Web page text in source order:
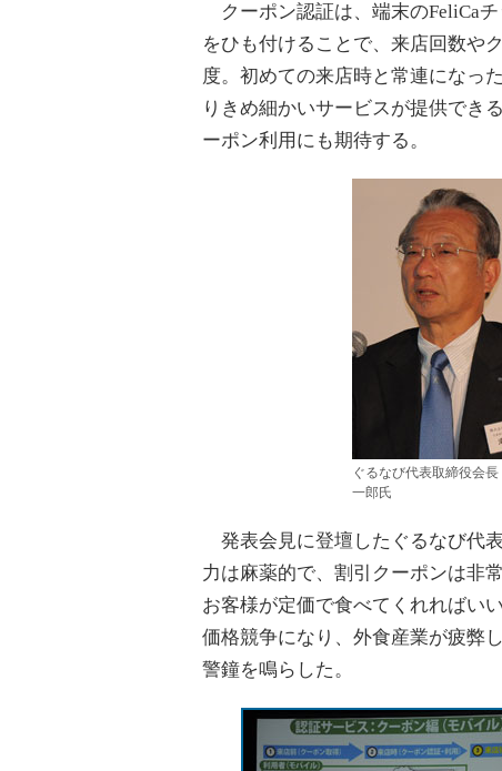
クーポン認証は、端末のFeliCa
をひも付けることで、来店回数や
度。初めての来店時と常連になっ
りきめ細かいサービスが提供でき
ーポン利用にも期待する。
ぐるなび代表取締役会
一郎氏
発表会見に登壇したぐるなび代
力は麻薬的で、割引クーポンは非
お客様が定価で食べてくれればい
価格競争になり、外食産業が疲弊
警鐘を鳴らした。